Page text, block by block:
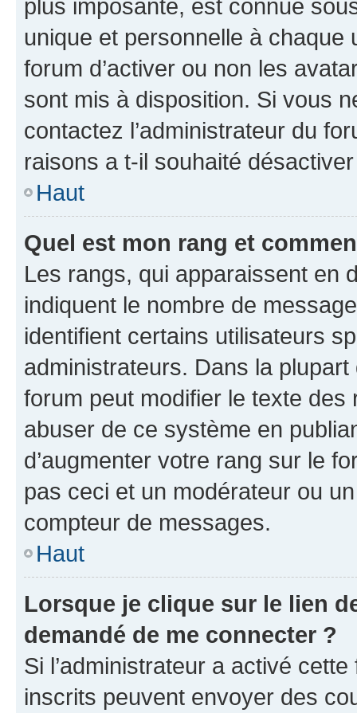
plus imposante, est connue
unique et personnelle à chaque
forum d’activer ou non les
sont mis à disposition. Si vous
contactez l’administrateur du
raisons a t-il souhaité
Haut
Quel est mon rang et
Les rangs, qui apparaissent en
indiquent le nombre de
identifient certains utilisateurs
administrateurs. Dans la
forum peut modifier le texte
abuser de ce système en
d’augmenter votre rang sur le
pas ceci et un modérateur ou
compteur de messages.
Haut
Lorsque je clique sur le lien
demandé de me connecter ?
Si l’administrateur a activé
inscrits peuvent envoyer des